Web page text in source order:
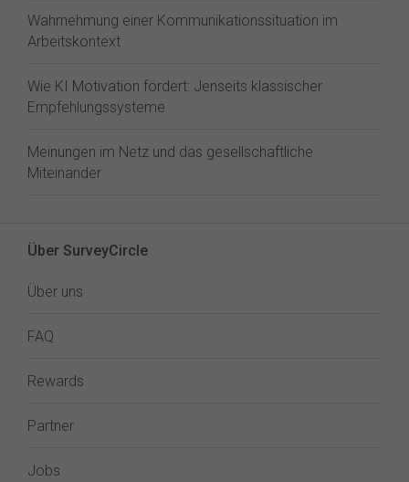
Wahrnehmung einer Kommunikationssituation im
Arbeitskontext
Wie KI Motivation fördert: Jenseits klassischer
Empfehlungssysteme
Meinungen im Netz und das gesellschaftliche
Miteinander
Über SurveyCircle
Über uns
FAQ
Rewards
Partner
Jobs